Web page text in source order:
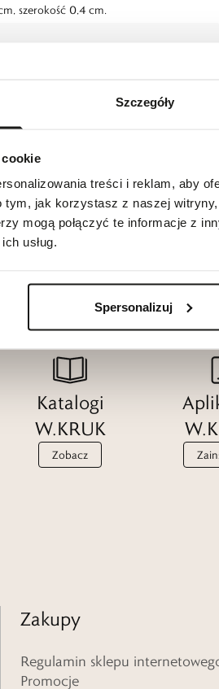
Szczegóły
treści i reklam, aby
jak korzystasz z naszej
mogą połączyć te informacje z
usług.
Spersonalizuj
szerokość 0,4 cm.
Katalogi
W.KRUK
Zobacz
Zakupy
Regulamin sklepu
Promocje